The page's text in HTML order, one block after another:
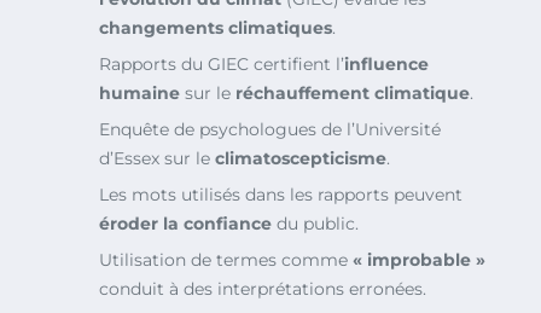
changements climatiques.
Rapports du GIEC certifient l’influence
humaine sur le réchauffement climatique.
Enquête de psychologues de l’Université
d’Essex sur le climatoscepticisme.
Les mots utilisés dans les rapports peuvent
éroder la confiance du public.
Utilisation de termes comme « improbable »
conduit à des interprétations erronées.